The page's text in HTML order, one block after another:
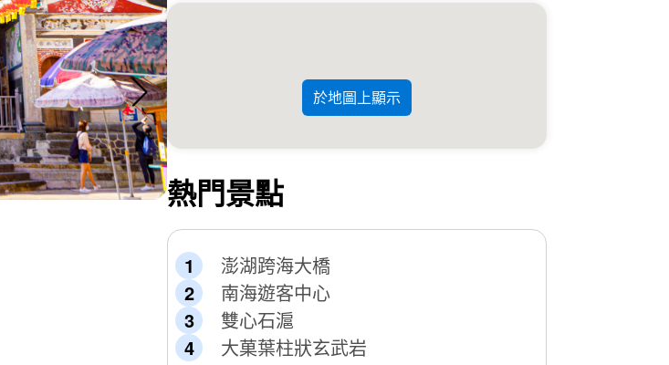
於地圖上顯示
熱門景點
澎湖跨海大橋
南海遊客中心
雙心石滬
大菓葉柱狀玄武岩